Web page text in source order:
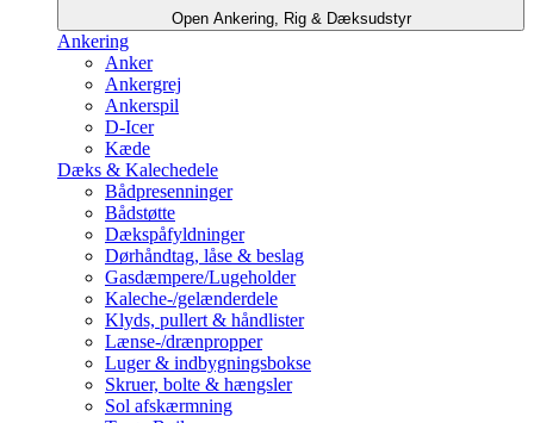
Open Ankering, Rig & Dæksudstyr
Ankering
Anker
Ankergrej
Ankerspil
D-Icer
Kæde
Dæks & Kalechedele
Bådpresenninger
Bådstøtte
Dækspåfyldninger
Dørhåndtag, låse & beslag
Gasdæmpere/Lugeholder
Kaleche-/gelænderdele
Klyds, pullert & håndlister
Lænse-/drænpropper
Luger & indbygningsbokse
Skruer, bolte & hængsler
Sol afskærmning